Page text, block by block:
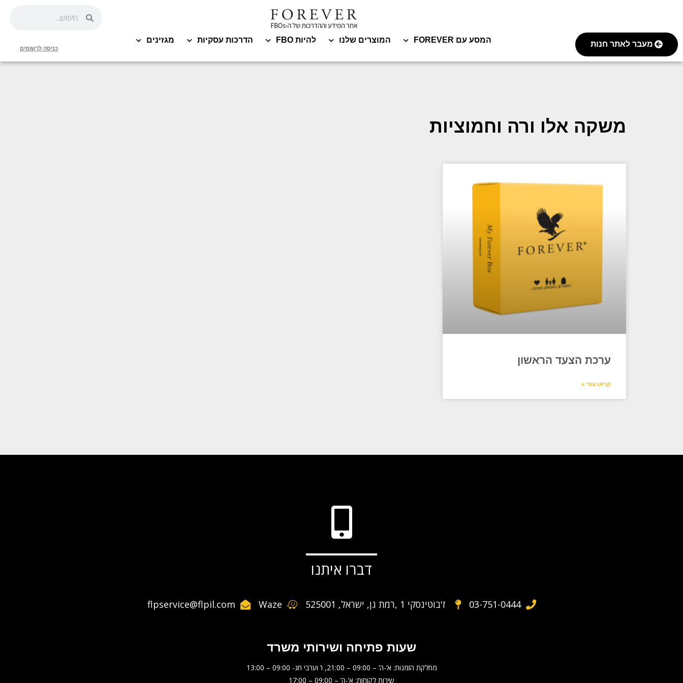
מעבר לאתר חנות המסע עם FOREVER המוצרים שלנו להיות FBO הדרכות עסקיות מגזינים
כניסה לרשומים
משקה אלו ורה וחמוציות
ערכת הצעד הראשון
קראו עוד »
דברו איתנו
03-751-0444 ז'בוטינסקי 1 ,רמת גן, ישראל, 525001 Waze
flpservice@flpil.com
שעות פתיחה ושירותי משרד
מחלקת הזמנות: א’-ה’ – 09:00 – 21:00, ו’ וערבי חג- 09:00 – 13:00
שירות לקוחות: א’-ה’ – 09:00 – 17:00